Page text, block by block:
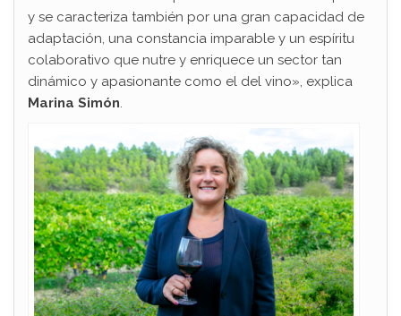
y se caracteriza también por una gran capacidad de
adaptación, una constancia imparable y un espíritu
colaborativo que nutre y enriquece un sector tan
dinámico y apasionante como el del vino», explica
Marina Simón.